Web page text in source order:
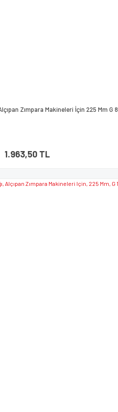
Zımpara Makineleri İçin 225 Mm G
1.963,50 TL